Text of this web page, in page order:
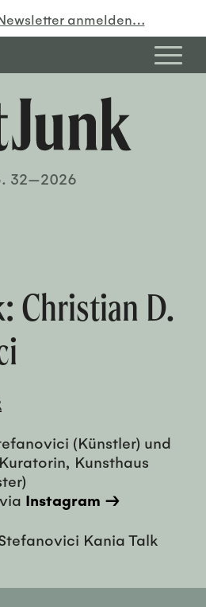
anmelden…
32—2026
Christian D.
(Künstler) und
Kunsthaus
Instagram →